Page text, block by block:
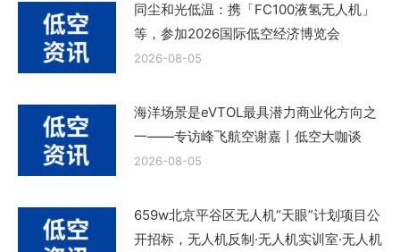
同尘和光低温：携「FC100液氢无人机」
等，参加2026国际低空经济博览会
2026-08-05
海洋场景是eVTOL最具潜力商业化方向之
一——专访峰飞航空谢嘉丨低空大咖谈
2026-08-05
659w北京平谷区无人机“天眼”计划项目公
开招标，无人机反制·无人机实训室·无人机